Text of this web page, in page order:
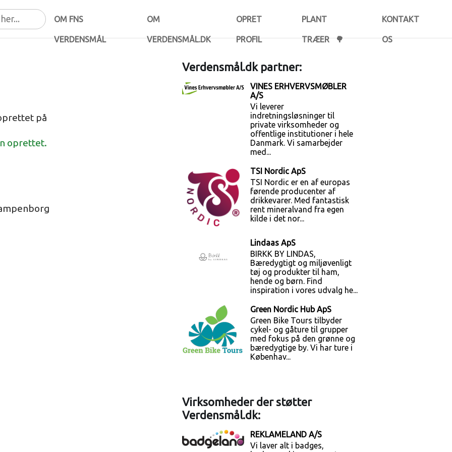
OM FNS
VERDENSMÅL
OM
VERDENSMÅL.DK
OPRET
PROFIL
PLANT
TRÆER 🌳
KONTAKT
OS
på
oprettet.
Verdensmål.dk partner:
VINES ERHVERVSMØBLER
A/S
Vi leverer
indretningsløsninger til
private virksomheder og
offentlige institutioner i hele
Danmark. Vi samarbejder
med...
TSI Nordic ApS
TSI Nordic er en af europas
førende producenter af
drikkevarer. Med fantastisk
rent mineralvand fra egen
kilde i det nor...
Lindaas ApS
BIRKK BY LINDAS,
Bæredygtigt og miljøvenligt
tøj og produkter til ham,
hende og børn. Find
inspiration i vores udvalg he...
Green Nordic Hub ApS
Green Bike Tours tilbyder
cykel- og gåture til grupper
med fokus på den grønne og
bæredygtige by. Vi har ture i
Københav...
Virksomheder der støtter
Verdensmål.dk:
REKLAMELAND A/S
Vi laver alt i badges,